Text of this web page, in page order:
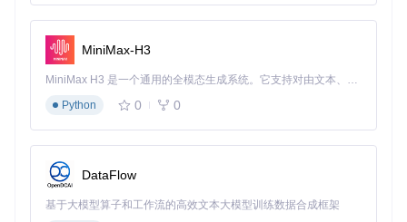
MiniMax-H3
MiniMax H3 是一个通用的全模态生成系统。它支持对由文本、图像、视频和音频组成的多模态上下文进行统一理解，并能生成分辨率高达 2K、时长可达 15 秒的带原生立体声音频的视频。得益于面向任务泛化的系统设计，H3 在预训练阶段就已具备广泛的多模态上下文理解与生成能力，能够出色地执行复杂的多模态指令。
Python
0 0
DataFlow
基于大模型算子和工作流的高效文本大模型训练数据合成框架